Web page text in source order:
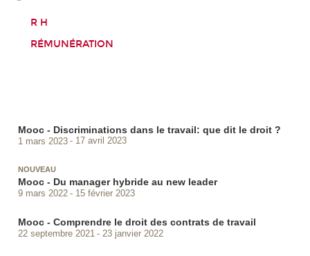
R H
RÉMUNÉRATION
Mooc - Discriminations dans le travail: que dit le droit ?
1 mars 2023 17 avril 2023
NOUVEAU
Mooc - Du manager hybride au new leader
9 mars 2022 15 février 2023
Mooc - Comprendre le droit des contrats de travail
22 septembre 2021 23 janvier 2022